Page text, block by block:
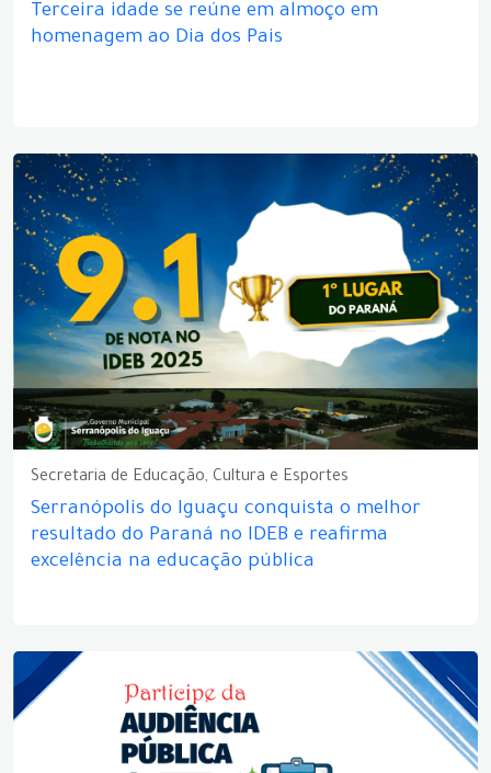
Terceira idade se reúne em almoço em
homenagem ao Dia dos Pais
Secretaria de Educação, Cultura e Esportes
Serranópolis do Iguaçu conquista o melhor
resultado do Paraná no IDEB e reafirma
excelência na educação pública